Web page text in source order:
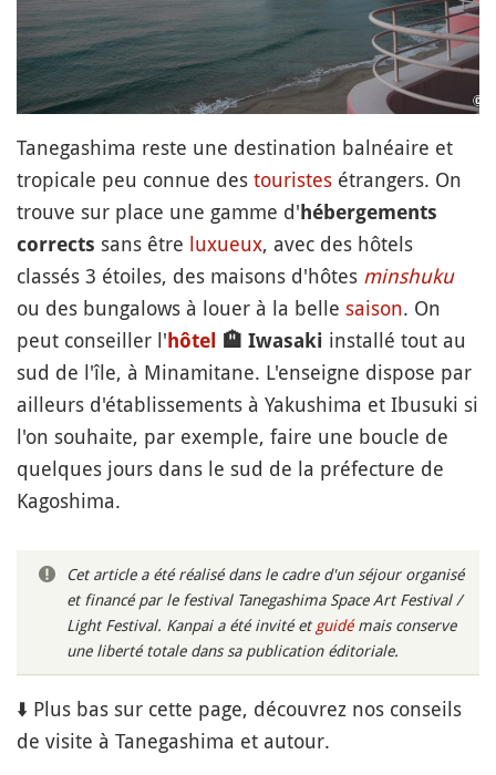
Tanegashima reste une destination balnéaire et
tropicale peu connue des touristes étrangers. On
trouve sur place une gamme d' hébergements
corrects sans être luxueux, avec des hôtels
classés 3 étoiles, des maisons d'hôtes minshuku
ou des bungalows à louer à la belle saison. On
peut conseiller l' hôtel 🏨 Iwasaki installé tout au
sud de l'île, à Minamitane. L'enseigne dispose par
ailleurs d'établissements à Yakushima et Ibusuki si
l'on souhaite, par exemple, faire une boucle de
quelques jours dans le sud de la préfecture de
Kagoshima.
Cet article a été réalisé dans le cadre d'un séjour organisé
et financé par le festival Tanegashima Space Art Festival /
Light Festival. Kanpai a été invité et guidémais conserve
une liberté totale dans sa publication éditoriale.
⬇️ Plus bas sur cette page, découvrez nos conseils
de visite à Tanegashima et autour.